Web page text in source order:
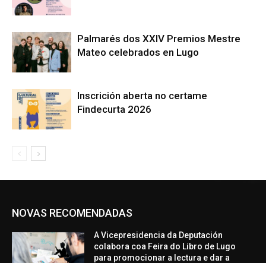
Palmarés dos XXIV Premios Mestre
Mateo celebrados en Lugo
Inscrición aberta no certame
Findecurta 2026
NOVAS RECOMENDADAS
A Vicepresidencia da Deputación
colabora coa Feira do Libro de Lugo
para promocionar a lectura e dar a